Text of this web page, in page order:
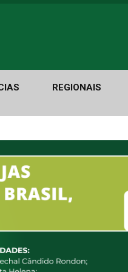
REGIONAIS